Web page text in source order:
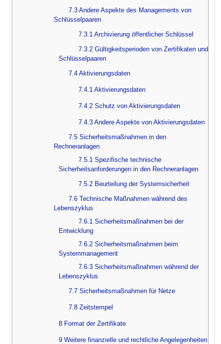
7.3 Andere Aspekte des Managements von
Schlüsselpaaren
7.3.1 Archivierung öffentlicher Schlüssel
7.3.2 Gültigkeitsperioden von Zertifikaten und
Schlüsselpaaren
7.4 Aktivierungsdaten
7.4.1 Aktivierungsdaten
7.4.2 Schutz von Aktivierungsdaten
7.4.3 Andere Aspekte von Aktivierungsdaten
7.5 Sicherheitsmaßnahmen in den
Rechneranlagen
7.5.1 Spezifische technische
Sicherheitsanforderungen in den Rechneranlagen
7.5.2 Beurteilung der Systemsicherheit
7.6 Technische Maßnahmen während des
Lebenszyklus
7.6.1 Sicherheitsmaßnahmen bei der
Entwicklung
7.6.2 Sicherheitsmaßnahmen beim
Systemmanagement
7.6.3 Sicherheitsmaßnahmen während der
Lebenszyklus
7.7 Sicherheitsmaßnahmen für Netze
7.8 Zeitstempel
8 Format der Zertifikate
9 Weitere finanzielle und rechtliche Angelegenheiten